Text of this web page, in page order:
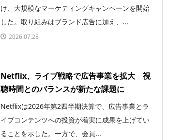
け、大規模なマーケティングキャンペーンを開始
した。取り組みはブランド広告に加え、...
2026.07.28
Netflix、ライブ戦略で広告事業を拡大 視
聴時間とのバランスが新たな課題に
Netflixは2026年第2四半期決算で、広告事業とラ
イブコンテンツへの投資が着実に成果を上げてい
ることを示した。一方で、会員...